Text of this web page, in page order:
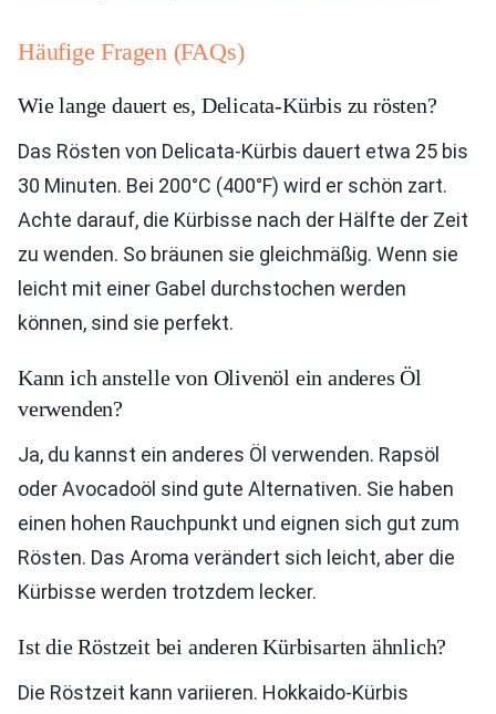
Häufige Fragen (FAQs)
Wie lange dauert es, Delicata-Kürbis zu rösten?
Das Rösten von Delicata-Kürbis dauert etwa 25 bis
30 Minuten. Bei 200°C (400°F) wird er schön zart.
Achte darauf, die Kürbisse nach der Hälfte der Zeit
zu wenden. So bräunen sie gleichmäßig. Wenn sie
leicht mit einer Gabel durchstochen werden
können, sind sie perfekt.
Kann ich anstelle von Olivenöl ein anderes Öl
verwenden?
Ja, du kannst ein anderes Öl verwenden. Rapsöl
oder Avocadoöl sind gute Alternativen. Sie haben
einen hohen Rauchpunkt und eignen sich gut zum
Rösten. Das Aroma verändert sich leicht, aber die
Kürbisse werden trotzdem lecker.
Ist die Röstzeit bei anderen Kürbisarten ähnlich?
Die Röstzeit kann variieren. Hokkaido-Kürbis